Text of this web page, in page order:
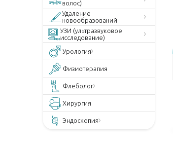
волос)
Удаление
новообразований
УЗИ (ультразвуковое
исследование)
Урология
Физиотерапия
Флеболог
Хирургия
Эндоскопия